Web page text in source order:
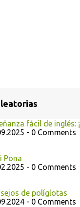
fácil de inglés:
- 0 Comments
Pona
- 0 Comments
de políglotas
- 0 Comments